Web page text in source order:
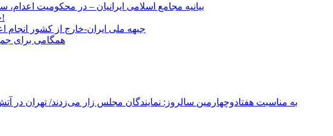
بیانیه مجامع اسلامی ایرانیان – در محکومیت
جبهه ملی ایران: ماشین اعدام را متوقف کنید!
جبهه ملی ایران-خارج از کشور انجام
همگامی برای
به مناسبت هفتادوچهارمین سالروز: نمایندگان مجلس زار می‌زدند/ تهران در آتش؛ ۳۰ تیر ۱۳۳۱ میدان بهارستان چه خبر